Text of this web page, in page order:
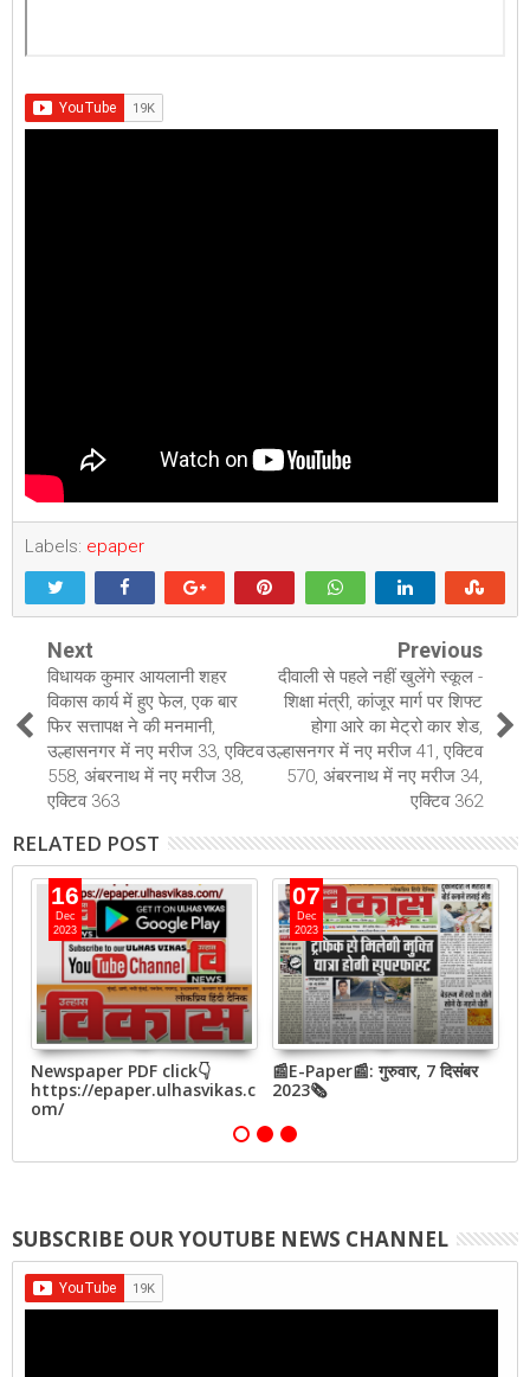
Labels: epaper
Next
विधायक कुमार आयलानी शहर
विकास कार्य में हुए फेल, एक बार
फिर सत्तापक्ष ने की मनमानी,
उल्हासनगर में नए मरीज 33, एक्टिव
558, अंबरनाथ में नए मरीज 38,
एक्टिव 363
Previous
दीवाली से पहले नहीं खुलेंगे स्कूल -
शिक्षा मंत्री, कांजूर मार्ग पर शिफ्ट
होगा आरे का मेट्रो कार शेड,
उल्हासनगर में नए मरीज 41, एक्टिव
570, अंबरनाथ में नए मरीज 34,
एक्टिव 362
RELATED POST
16
Dec
2023
Newspaper PDF click👇
https://epaper.ulhasvikas.c
om/
07
Dec
2023
📰E-Paper📰: गुरुवार, 7 दिसंबर
2023🗞
SUBSCRIBE OUR YOUTUBE NEWS CHANNEL